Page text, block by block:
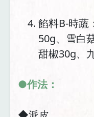
餡料B-時蔬
50g、雪白
甜椒30g、
●作法：